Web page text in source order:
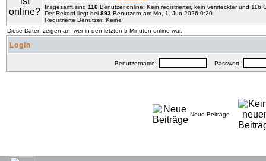
Insgesamt sind 116 Benutzer online: Kein registrierter, kein versteckter und
Der Rekord liegt bei 893 Benutzern am Mo, 1. Jun 2026 0:20.
Registrierte Benutzer: Keine
Diese Daten zeigen an, wer in den letzten 5 Minuten online war.
Login
Benutzername: Passwort:
Neue Beiträge